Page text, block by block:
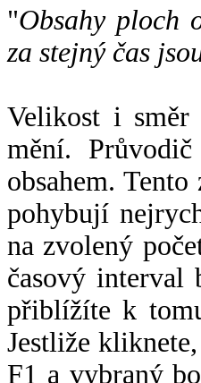
"Obsahy ploch
za stejný čas
Velikost i směr
mění.
obsahem.
pohybují
na zvolený
časový interval
přiblížíte k
Jestliže
F1 a vybraný